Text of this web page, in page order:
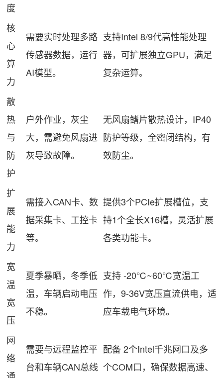
度
核
心
算
力
需要实时处理多路
传感器数据，运行
AI模型。
支持Intel 8/9代高性能处理
器，可扩展独立GPU，满足
复杂运算。
散
热
与
防
护
户外作业，灰尘
大，需避免风扇进
灰导致故障。
无风扇鳍片散热设计，IP40
防护等级，全密闭结构，有
效防尘。
扩
展
能
力
需接入CAN卡、数
据采集卡、工控卡
等。
提供3个PCIe扩展槽位，支
持1个全长X16槽，灵活扩展
各类功能卡。
宽
温
宽
压
夏季暴晒，冬季低
温，车辆启动电压
不稳。
支持 -20℃~60℃宽温工
作，9-36V宽压直流供电，适
应车载电气环境。
网
络
通
需要与远程监控平
台和车辆CAN总线
配备 2个Intel千兆网口及多
个COM口，确保数据高速、